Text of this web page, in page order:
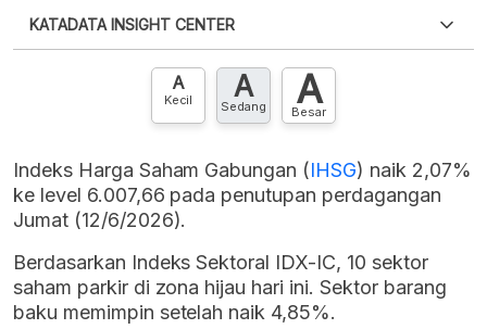
XLS
punya akun?Silakan Daftar sekarang
KATADATA INSIGHT CENTER
Hubungi sekarang »
A
Kecil A
Sedang A
Besar
Indeks Harga Saham Gabungan (IHSG) naik 2,07%
ke level 6.007,66 pada penutupan perdagangan
Jumat (12/6/2026).
Berdasarkan Indeks Sektoral IDX-IC, 10 sektor
saham parkir di zona hijau hari ini. Sektor barang
baku memimpin setelah naik 4,85%.